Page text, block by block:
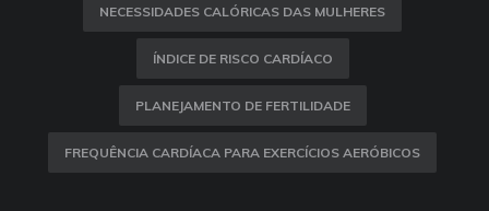
NECESSIDADES CALÓRICAS DAS MULHERES
ÍNDICE DE RISCO CARDÍACO
PLANEJAMENTO DE FERTILIDADE
FREQUÊNCIA CARDÍACA PARA EXERCÍCIOS AERÓBICOS